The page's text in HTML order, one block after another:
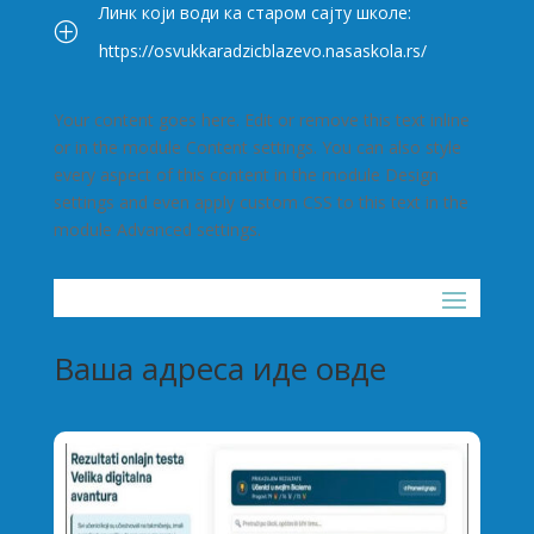
P
Линк који води ка старом сајту школе:
https://osvukkaradzicblazevo.nasaskola.rs/
Your content goes here. Edit or remove this text inline
or in the module Content settings. You can also style
every aspect of this content in the module Design
settings and even apply custom CSS to this text in the
module Advanced settings.
Ваша адреса иде овде